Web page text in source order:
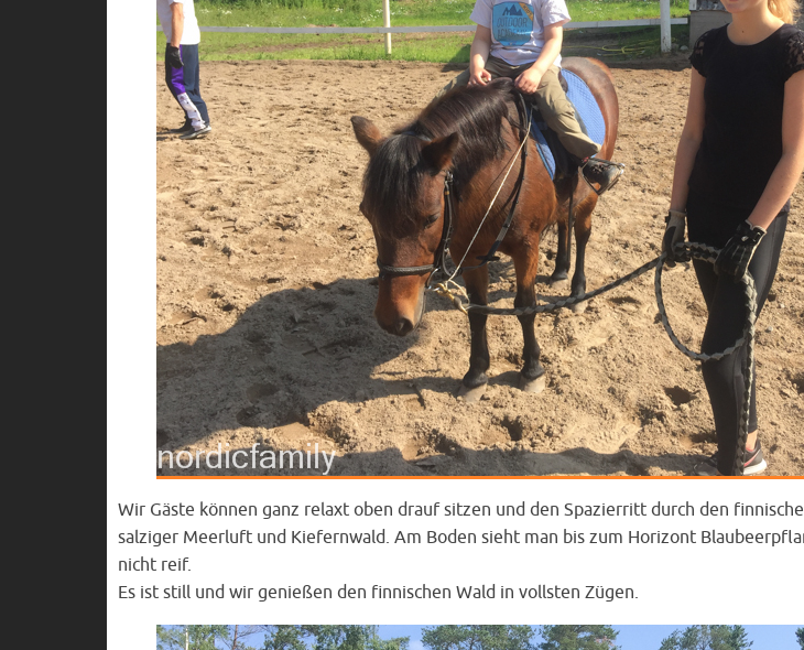
Wir Gäste können ganz relaxt oben drauf sitzen und den Spazierritt durch den
salziger Meerluft und Kiefernwald. Am Boden sieht man bis zum Horizont
nicht reif.
Es ist still und wir genießen den finnischen Wald in vollsten Zügen.